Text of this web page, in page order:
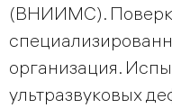
(ВНИИМС).
организация.
ультразвуковых